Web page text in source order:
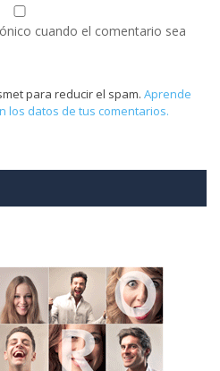
cuando el comentario sea
para reducir el spam. Aprende
los datos de tus comentarios.